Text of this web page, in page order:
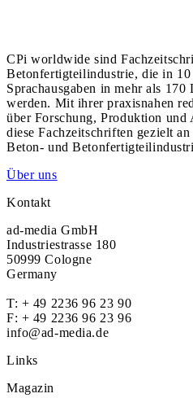
CPi worldwide sind
Betonfertigteilindustrie, die in 10
Sprachausgaben in mehr als
werden. Mit ihrer praxisnahen
über Forschung, Produktion und
diese Fachzeitschriften gezielt
Beton- und
Über uns
Kontakt
ad-media GmbH
Industriestrasse 180
50999 Cologne
Germany
T: + 49 2236 96 23 90
F: + 49 2236 96 23 96
info@ad-media.de
Links
Magazin